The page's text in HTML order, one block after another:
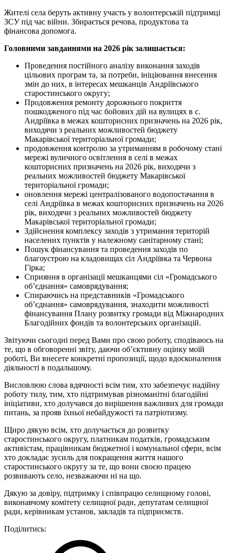
Жителі села беруть активну участь у волонтерській підтримці
ЗСУ під час війни. Збирається речова, продуктова та
фінансова допомога.
Головними завданнями на 2026 рік залишається:
Проведення постійного аналізу виконання заходів
цільових програм та, за потреби, ініціювання внесення
змін до них, в інтересах мешканців Андріївського
старостинського округу;
Продовження ремонту дорожнього покриття
пошкодженого під час бойових дій на вулицях в с.
Андріївка в межах кошторисних призначень на 2026 рік,
виходячи з реальних можливостей бюджету
Макарівської територіальної громади;
продовження контролю за утриманням в робочому стані
мережі вуличного освітлення в селі в межах
кошторисних призначень на 2026 рік, виходячи з
реальних можливостей бюджету Макарівської
територіальної громади;
оновлення мережі централізованого водопостачання в
селі Андріївка в межах кошторисних призначень на 2026
рік, виходячи з реальних можливостей бюджету
Макарівської територіальної громади;
Здійснення комплексу заходів з утримання територій
населених пунктів у належному санітарному стані;
Пошук фінансування та проведення заходів по
благоустрою на кладовищах сіл Андріївка та Червона
Гірка;
Сприяння в організації мешканцями сіл «Громадського
об’єднання» самоврядування;
Спираючись на представників «Громадського
об’єднання» самоврядування, знаходити можливості
фінансування Плану розвитку громади від Міжнародних
Благодійних фондів та волонтерських організацій.
Звітуючи сьогодні перед Вами про свою роботу, сподіваюсь на
те, що в обговоренні звіту, даючи об’єктивну оцінку моїй
роботі, Ви внесете конкретні пропозиції, щодо вдосконалення
діяльності в подальшому.
Висловлюю слова вдячності всім тим, хто забезпечує надійну
роботу тилу, тим, хто підтримував різноманітні благодійні
ініціативи, хто долучався до вирішення важливих для громади
питань, за прояв їхньої небайдужості та патріотизму.
Щиро дякую всім, хто долучається до розвитку
старостинського округу, платникам податків, громадським
активістам, працівникам бюджетної і комунальної сфери, всім
хто докладає зусиль для покращення життя нашого
старостинського округу за те, що вони своєю працею
розвивають село, незважаючи ні на що.
Дякую за довіру, підтримку і співпрацю селищному голові,
виконавчому комітету селищної ради, депутатам селищної
ради, керівникам установ, закладів та підприємств.
Поділитись: